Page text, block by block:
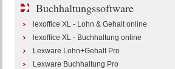
Buchhaltungssoftware
lexoffice XL - Lohn & Gehalt online
lexoffice XL - Buchhaltung online
Lexware Lohn+Gehalt Pro
Lexware Buchhaltung Pro